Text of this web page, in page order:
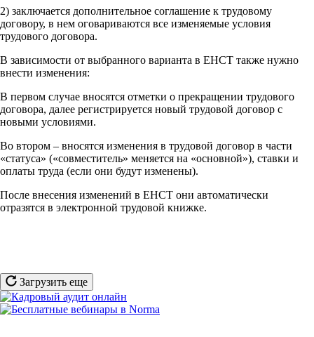
2) заключается дополнительное соглашение к трудовому
договору, в нем оговариваются все изменяемые условия
трудового договора.
В зависимости от выбранного варианта в ЕНСТ также нужно
внести изменения:
В первом случае вносятся отметки о прекращении трудового
договора, далее регистрируется новый трудовой договор с
новыми условиями.
Во втором – вносятся изменения в трудовой договор в части
«статуса» («совместитель» меняется на «основной»), ставки и
оплаты труда (если они будут изменены).
После внесения изменений в ЕНСТ они автоматически
отразятся в электронной трудовой книжке.
Загрузить еще